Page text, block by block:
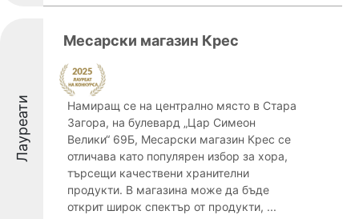
Лауреати
Месарски магазин Крес
Намиращ се на централно място в Стара
Загора, на булевард „Цар Симеон
Велики“ 69Б, Месарски магазин Крес се
отличава като популярен избор за хора,
търсещи качествени хранителни
продукти. В магазина може да бъде
открит широк спектър от продукти, ...